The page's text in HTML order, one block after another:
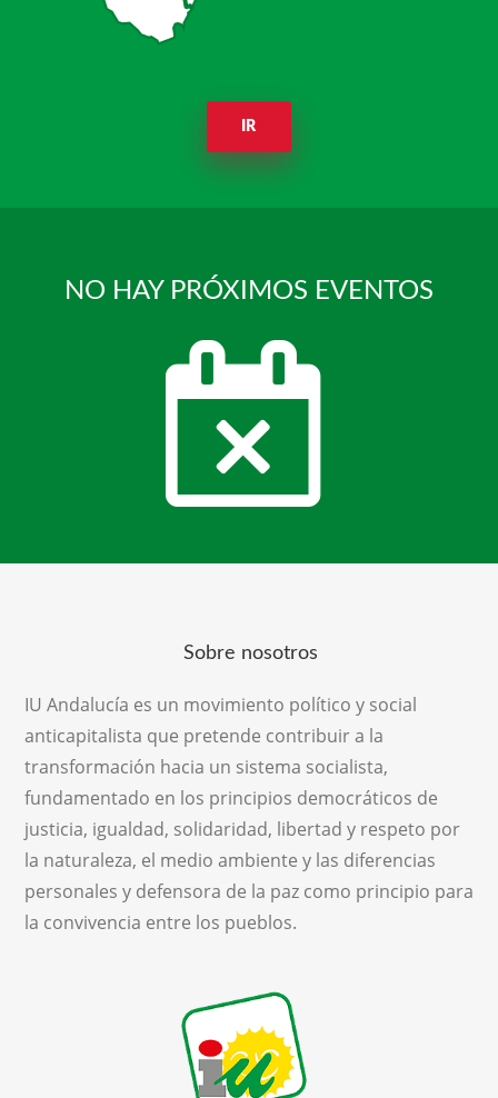
IR
NO HAY PRÓXIMOS EVENTOS
Sobre nosotros
IU Andalucía es un movimiento político y social
anticapitalista que pretende contribuir a la
transformación hacia un sistema socialista,
fundamentado en los principios democráticos de
justicia, igualdad, solidaridad, libertad y respeto por
la naturaleza, el medio ambiente y las diferencias
personales y defensora de la paz como principio para
la convivencia entre los pueblos.